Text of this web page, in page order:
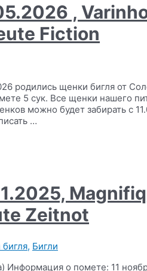
,
Fiction
родились щенки бигля от
5 сук. Все щенки нашего
можно будет забирать с
…
Zeitnot
, Бигли
Информация о помете: 11